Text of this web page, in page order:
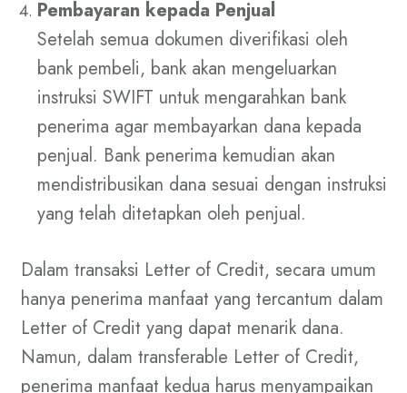
Pembayaran kepada Penjual
Setelah semua dokumen diverifikasi oleh
bank pembeli, bank akan mengeluarkan
instruksi SWIFT untuk mengarahkan bank
penerima agar membayarkan dana kepada
penjual. Bank penerima kemudian akan
mendistribusikan dana sesuai dengan instruksi
yang telah ditetapkan oleh penjual.
Dalam transaksi Letter of Credit, secara umum
hanya penerima manfaat yang tercantum dalam
Letter of Credit yang dapat menarik dana.
Namun, dalam transferable Letter of Credit,
penerima manfaat kedua harus menyampaikan